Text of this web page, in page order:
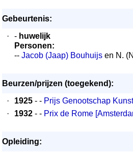
Gebeurtenis:
·
- huwelijk
Personen:
-- Jacob (Jaap) Bouhuijs en N.
Beurzen/prijzen (toegekend):
·
1925 - - Prijs Genootschap
·
1932 - - Prix de Rome
Opleiding: